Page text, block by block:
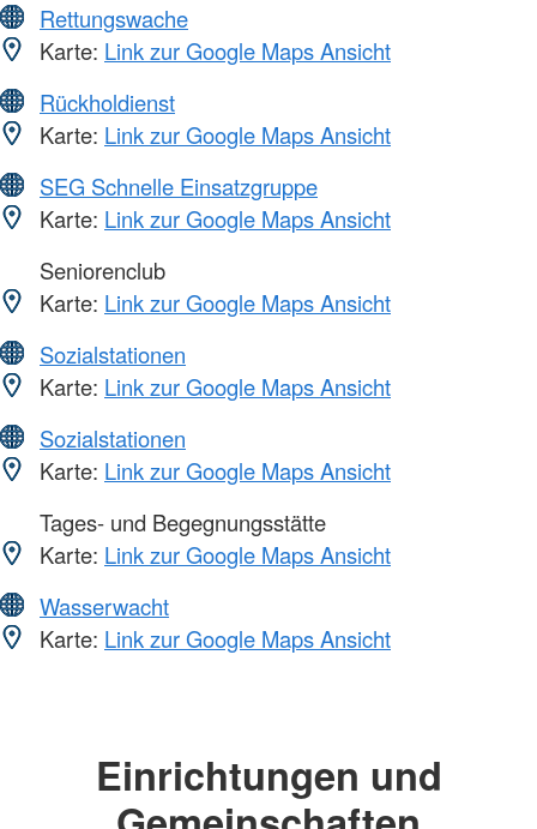
Rettungswache
Karte: Link zur Google Maps Ansicht
Rückholdienst
Karte: Link zur Google Maps Ansicht
SEG Schnelle Einsatzgruppe
Karte: Link zur Google Maps Ansicht
Seniorenclub
Karte: Link zur Google Maps Ansicht
Sozialstationen
Karte: Link zur Google Maps Ansicht
Sozialstationen
Karte: Link zur Google Maps Ansicht
Tages- und Begegnungsstätte
Karte: Link zur Google Maps Ansicht
Wasserwacht
Karte: Link zur Google Maps Ansicht
Einrichtungen und